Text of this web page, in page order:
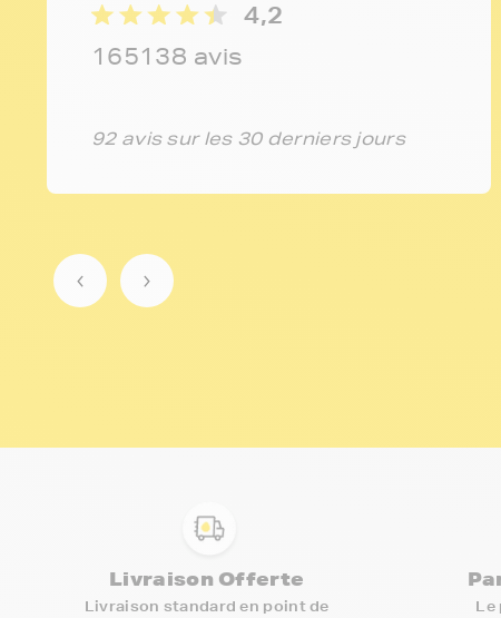
4,2
165138 avis
92 avis sur les 30 derniers jours
Livraison Offerte
Livraison standard en point de Le